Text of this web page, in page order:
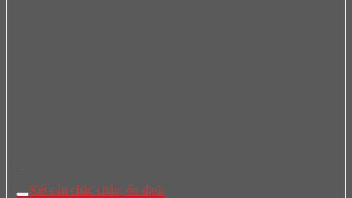
–
Kết cấu chắc chắn, ổn định